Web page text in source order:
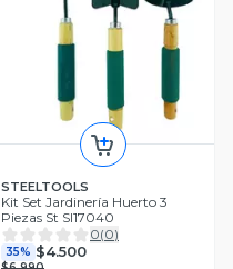
STEELTOOLS
Kit Set Jardinería Huerto 3
Piezas St Sl17040
0(0)
35% $4.500